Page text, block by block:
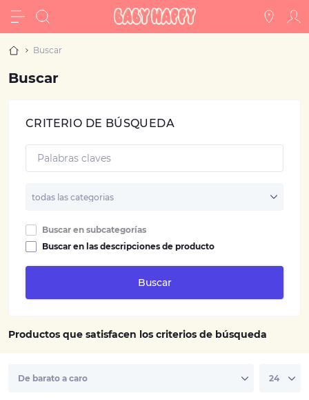
Buscar
Buscar
CRITERIO DE BÚSQUEDA
Buscar en subcategorías
Buscar en las descripciones de producto
Buscar
Productos que satisfacen los criterios de búsqueda